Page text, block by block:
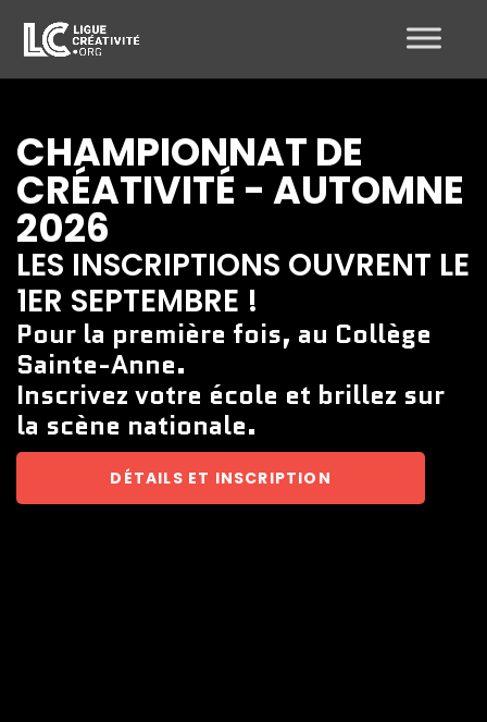
CHAMPIONNAT DE
CRÉATIVITÉ - AUTOMNE
2026
LES INSCRIPTIONS OUVRENT LE
1ER SEPTEMBRE !
Pour la première fois, au Collège
Sainte-Anne.
Inscrivez votre école et brillez sur
la scène nationale.
DÉTAILS ET INSCRIPTION